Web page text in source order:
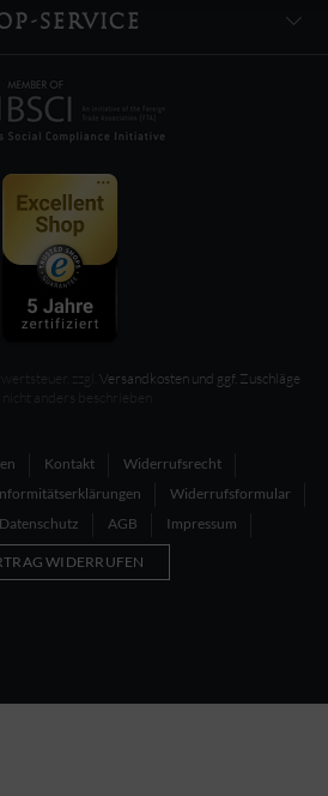
SERVICE
zzgl. Versandkosten und ggf. Zuschläge
nicht anders beschrieben
Kontakt
Widerrufsrecht
Widerrufsformular
Datenschutz AGB Impressum
WIDERRUFEN